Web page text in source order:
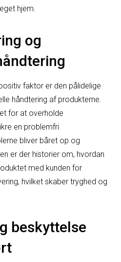
hjem.
og
faktor er den pålidelige
håndtering af produkterne.
for at overholde
en problemfri
bliver båret op og
er der historier om, hvordan
med kunden for
hvilket skaber tryghed og
beskyttelse